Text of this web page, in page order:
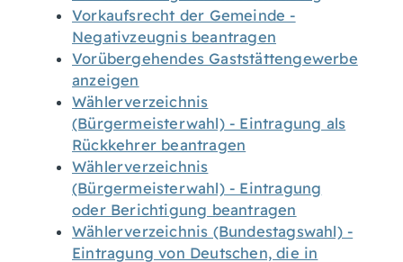
Vorkaufsrecht der Gemeinde -
Negativzeugnis beantragen
Vorübergehendes Gaststättengewerbe
anzeigen
Wählerverzeichnis
(Bürgermeisterwahl) - Eintragung als
Rückkehrer beantragen
Wählerverzeichnis
(Bürgermeisterwahl) - Eintragung
oder Berichtigung beantragen
Wählerverzeichnis (Bundestagswahl) -
Eintragung von Deutschen, die in